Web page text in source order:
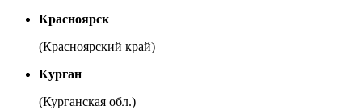
Красноярск
(Красноярский край)
Курган
(Курганская обл.)